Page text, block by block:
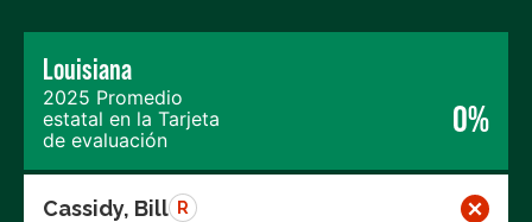
Louisiana
2025 Promedio
estatal en la Tarjeta
de evaluación
0%
Cassidy, Bill R